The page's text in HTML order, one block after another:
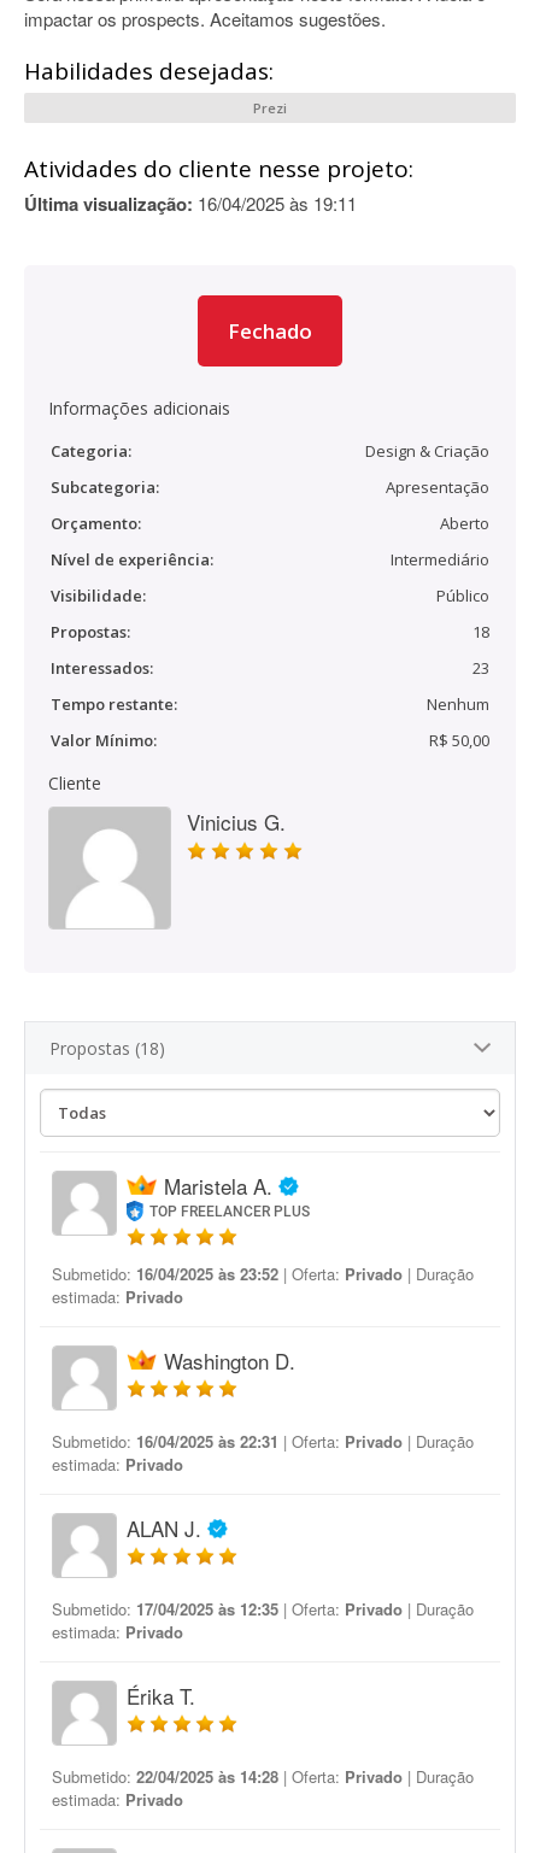
impactar os prospects. Aceitamos sugestões.
Habilidades desejadas:
Prezi
Atividades do cliente nesse projeto:
Última visualização: 16/04/2025 às 19:11
Fechado
Informações adicionais
Categoria:
Design & Criação
Subcategoria:
Apresentação
Orçamento:
Aberto
Nível de experiência:
Intermediário
Visibilidade:
Público
Propostas:
18
Interessados:
23
Tempo restante:
Nenhum
Valor Mínimo:
R$ 50,00
Cliente
Vinicius G.
Propostas (18)
Maristela A.
TOP FREELANCER PLUS
Submetido: 16/04/2025 às 23:52 | Oferta: Privado | Duração
estimada: Privado
Washington D.
Submetido: 16/04/2025 às 22:31 | Oferta: Privado | Duração
estimada: Privado
ALAN J.
Submetido: 17/04/2025 às 12:35 | Oferta: Privado | Duração
estimada: Privado
Érika T.
Submetido: 22/04/2025 às 14:28 | Oferta: Privado | Duração
estimada: Privado